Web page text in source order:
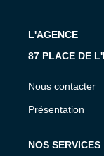
L'AGENCE
87 PLACE DE
Nous contacter
Présentation
NOS SERVICES